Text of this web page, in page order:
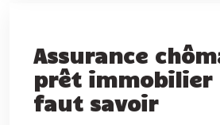
Assurance
prêt immobilier
faut savoir